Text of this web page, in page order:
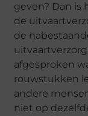
geven? Dan is
de
de
afgesproken
rouwstukken
andere
niet op